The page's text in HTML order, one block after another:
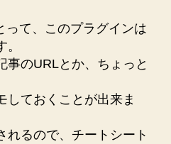
って、このプラグインは
事のURLとか、ちょっと
しておくことが出来ま
れるので、チートシート